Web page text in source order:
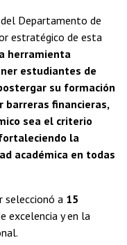
Departamento de
estratégico de esta
herramienta
estudiantes de
su formación
barreras financieras,
sea el criterio
la
académica en todas
seleccionó a 15
excelencia y en la